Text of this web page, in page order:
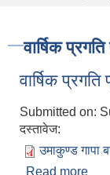
वार्षिक
वार्षिक
Submitted on:
दस्तावेज:
उमाकुण्ड गापा
Read more